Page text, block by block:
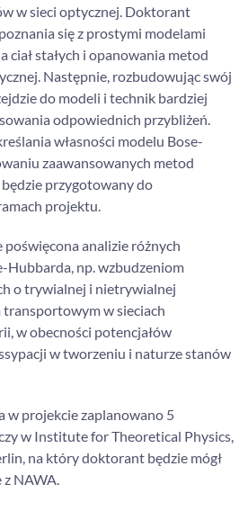
w sieci optycznej. Doktorant
się z prostymi modelami
ciał stałych i opanowania metod
Następnie, rozbudowując swój
do modeli i technik bardziej
odpowiednich przybliżeń.
własności modelu Bose-
zaawansowanych metod
przygotowany do
projektu.
analizie różnych
Hubbarda, np. wzbudzeniom
o trywialnej i nietrywialnej
w sieciach
w obecności potencjałów
w tworzeniu i naturze stanów
w projekcie zaplanowano 5
w Institute for Theoretical Physics,
na który doktorant będzie mógł
NAWA.